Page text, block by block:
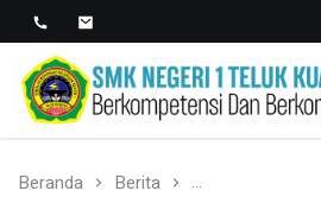
SMK NEGERI 1
KUANTAN
Berkopetensi Dan Berkompetisi
Beranda Berita PRA